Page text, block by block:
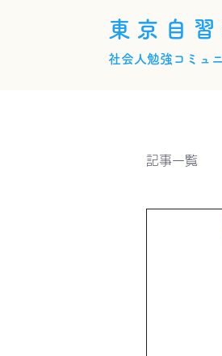
東京自習
社会人勉強コミュ
記事一覧